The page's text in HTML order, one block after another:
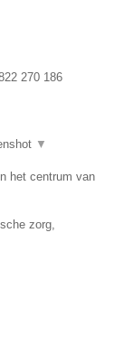
270 186
▼
het centrum van
zorg,